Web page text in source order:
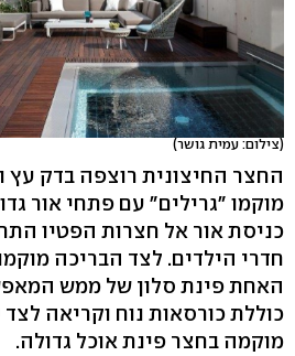
(צילום: עמית גושר)
החצר החיצונית רוצפה בדק עץ
מוקמו "גרילים" עם פתחי אור
כניסת אור אל חצרות הפטיו
חדרי הילדים. לצד הבריכה
האחת פינת סלון של ממש
כוללת כורסאות נוח וקריאה
מוקמה בחצר פינת אוכל גדולה.